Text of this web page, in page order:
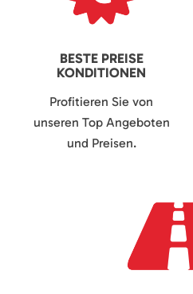
BESTE PREISE
KONDITIONEN
Profitieren Sie von
unseren Top Angeboten
und Preisen.